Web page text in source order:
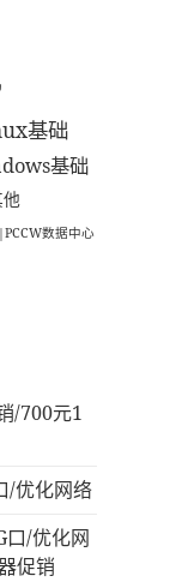
基础
基础
数据中心
/700元1
/优化网络
口/优化网
促销